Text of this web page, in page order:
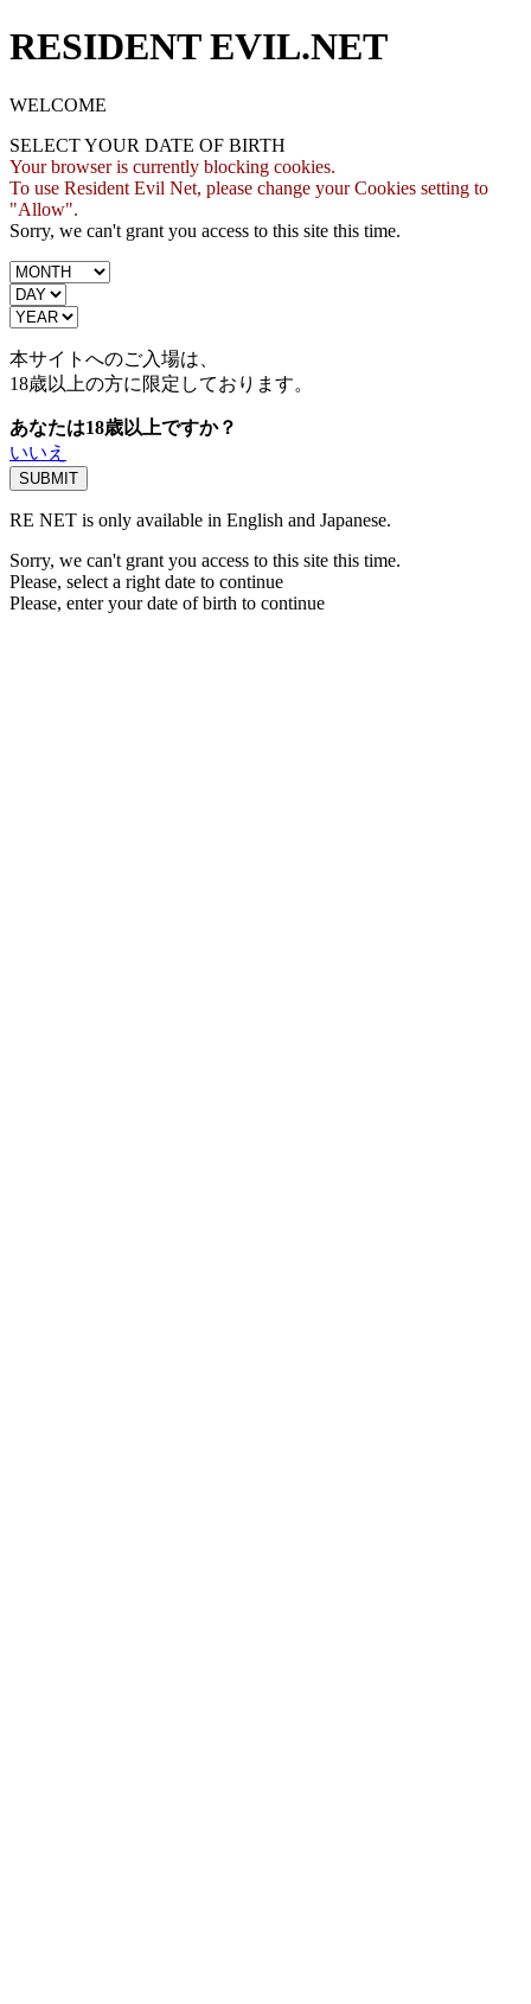
RESIDENT EVIL.NET
WELCOME
SELECT YOUR DATE OF BIRTH
Your browser is currently blocking cookies.
To use Resident Evil Net, please change your Cookies setting to
"Allow".
Sorry, we can't grant you access to this site this time.
本サイトへのご入場は、
18歳以上の方に限定しております。
あなたは18歳以上ですか？
いいえ
RE NET is only available in English and Japanese.
Sorry, we can't grant you access to this site this time.
Please, select a right date to continue
Please, enter your date of birth to continue